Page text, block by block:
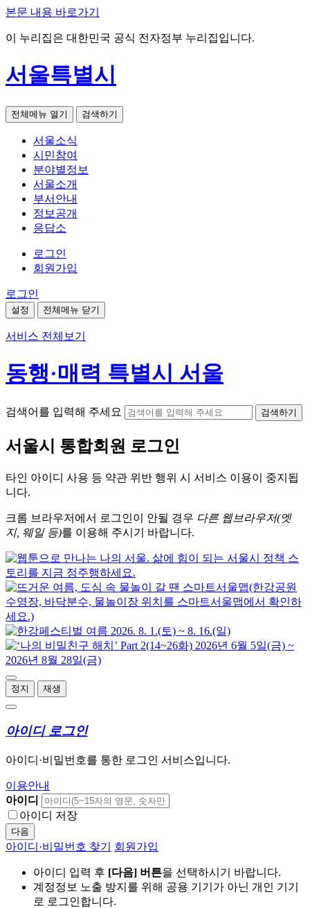
본문 내용 바로가기
이 누리집은 대한민국 공식 전자정부 누리집입니다.
서울특별시
전체메뉴 열기 검색하기
서울소식
시민참여
분야별정보
서울소개
부서안내
정보공개
응답소
로그인
회원가입
로그인
설정 전체메뉴 닫기
서비스 전체보기
동행·매력 특별시 서울
검색어를 입력해 주세요 검색하기
서울시 통합회원 로그인
타인 아이디 사용 등 약관 위반 행위 시 서비스 이용이 중지됩
니다.
크롬 브라우저에서 로그인이 안될 경우 다른 웹브라우저(엣
지, 웨일 등)를 이용해 주시기 바랍니다.
정지 재생
아이디 로그인
아이디·비밀번호를 통한 로그인 서비스입니다.
이용안내
아이디
아이디 저장
다음
아이디·비밀번호 찾기 회원가입
아이디 입력 후 [다음] 버튼을 선택하시기 바랍니다.
계정정보 노출 방지를 위해 공용 기기가 아닌 개인 기기
로 로그인합니다.